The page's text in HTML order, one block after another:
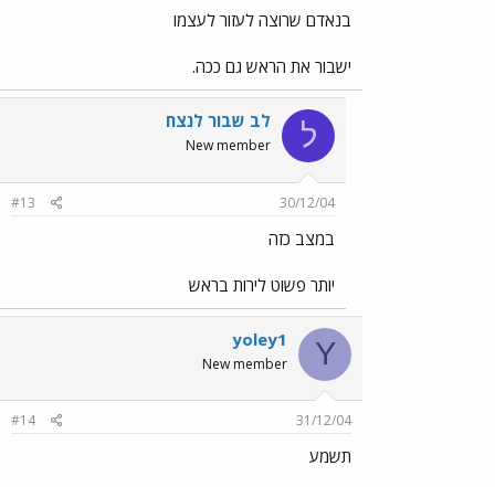
בנאדם שרוצה לעזור לעצמו
ישבור את הראש גם ככה.
ל לב שבור לנצח
New member
30/12/04
#13
במצב כזה
יותר פשוט לירות בראש
Y
yoley1
New member
31/12/04
#14
תשמע